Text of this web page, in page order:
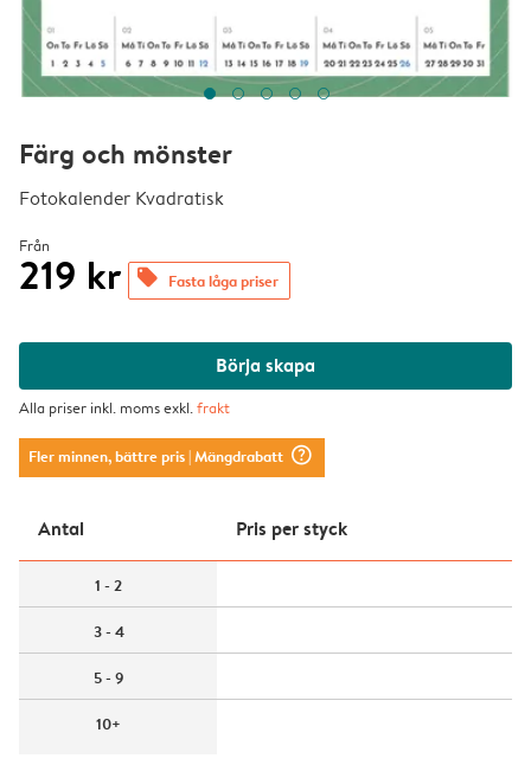
Färg och mönster
Fotokalender Kvadratisk
Från
219 kr offers Fasta låga priser
Börja skapa
Alla priser inkl. moms exkl.frakt
Fler minnen, bättre pris| Mängdrabatt question_mark_circle
Antal Pris per styck
1 - 2
3 - 4
5 - 9
10+